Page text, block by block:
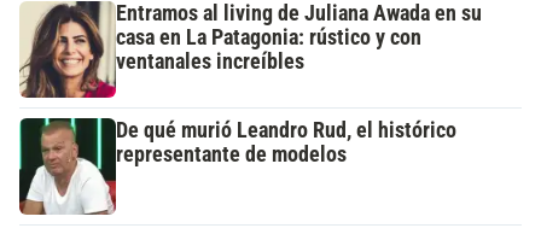
Entramos al living de Juliana Awada en su
casa en La Patagonia: rústico y con
ventanales increíbles
De qué murió Leandro Rud, el histórico
representante de modelos